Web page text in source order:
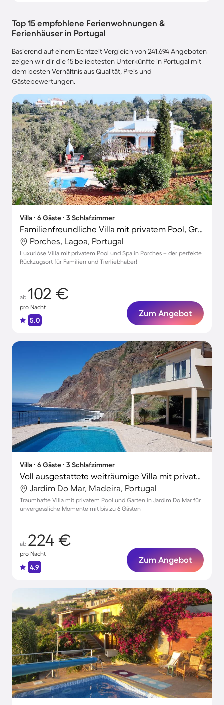
Top 15 empfohlene Ferienwohnungen &
Ferienhäuser in Portugal
Basierend auf einem Echtzeit-Vergleich von 241.694 Angeboten
zeigen wir dir die 15 beliebtesten Unterkünfte in Portugal mit
dem besten Verhältnis aus Qualität, Preis und
Gästebewertungen.
Villa ∙ 6 Gäste ∙ 3 Schlafzimmer
Familienfreundliche Villa mit privatem Pool, Grill und Garten | Haustiere erlaubt
Porches, Lagoa, Portugal
Luxuriöse Villa mit privatem Pool und Spa in Porches – der perfekte
Rückzugsort für Familien und Tierliebhaber!
ab 102 €
pro Nacht
5.0
Zum Angebot
Villa ∙ 6 Gäste ∙ 3 Schlafzimmer
Voll ausgestattete weiträumige Villa mit privatem Pool, Grill und Garten | Perfekt für die Arbeit von Zuhause
Jardim Do Mar, Madeira, Portugal
Traumhafte Villa mit privatem Pool und Garten in Jardim Do Mar für
unvergessliche Momente mit bis zu 6 Gästen
ab 224 €
pro Nacht
4.9
Zum Angebot